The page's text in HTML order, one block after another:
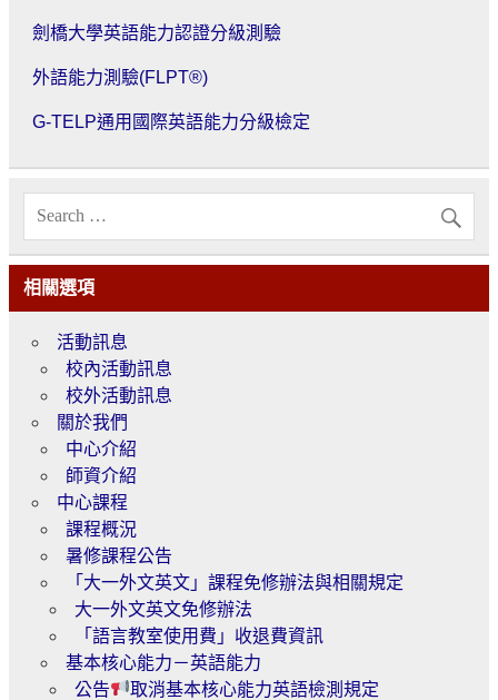
劍橋大學英語能力認證分級測驗
外語能力測驗(FLPT®)
G-TELP通用國際英語能力分級檢定
相關選項
活動訊息
校內活動訊息
校外活動訊息
關於我們
中心介紹
師資介紹
中心課程
課程概況
暑修課程公告
「大一外文英文」課程免修辦法與相關規定
大一外文英文免修辦法
「語言教室使用費」收退費資訊
基本核心能力－英語能力
公告
取消基本核心能力英語檢測規定